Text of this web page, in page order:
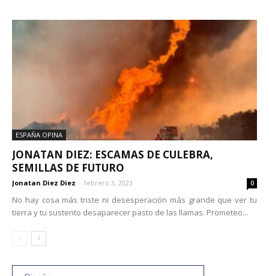
ESPAÑA OPINA
JONATAN DIEZ: ESCAMAS DE CULEBRA,
SEMILLAS DE FUTURO
Jonatan Diez Diez - febrero 3, 2023 0
No hay cosa más triste ni desesperación más grande que ver tu
tierra y tu sustento desaparecer pasto de las llamas. Prometeo...